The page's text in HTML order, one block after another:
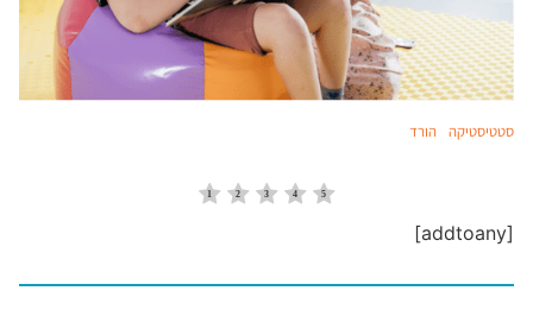
סטטיסטיקה הורד
[addtoany]